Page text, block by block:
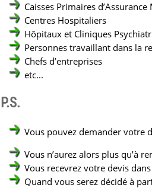
Caisses Primaires d’Assurance
Centres Hospitaliers
Hôpitaux et Cliniques
Personnes travaillant dans la
Chefs d’entreprises
etc...
P.S.
Vous pouvez demander votre
Vous n’aurez alors plus qu’à
Vous recevrez votre devis
Quand vous serez décidé à